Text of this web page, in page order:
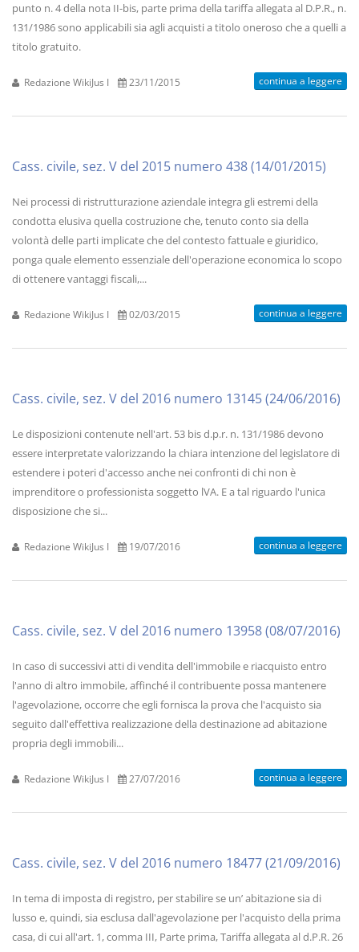
punto n. 4 della nota II-bis, parte prima della tariffa allegata al D.P.R., n.
131/1986 sono applicabili sia agli acquisti a titolo oneroso che a quelli a
titolo gratuito.
Redazione WikiJus I 23/11/2015 continua a leggere
Cass. civile, sez. V del 2015 numero 438 (14/01/2015)
Nei processi di ristrutturazione aziendale integra gli estremi della
condotta elusiva quella costruzione che, tenuto conto sia della
volontà delle parti implicate che del contesto fattuale e giuridico,
ponga quale elemento essenziale dell'operazione economica lo scopo
di ottenere vantaggi fiscali,...
Redazione WikiJus I 02/03/2015 continua a leggere
Cass. civile, sez. V del 2016 numero 13145 (24/06/2016)
Le disposizioni contenute nell'art. 53 bis d.p.r. n. 131/1986 devono
essere interpretate valorizzando la chiara intenzione del legislatore di
estendere i poteri d'accesso anche nei confronti di chi non è
imprenditore o professionista soggetto lVA. E a tal riguardo l'unica
disposizione che si...
Redazione WikiJus I 19/07/2016 continua a leggere
Cass. civile, sez. V del 2016 numero 13958 (08/07/2016)
In caso di successivi atti di vendita dell'immobile e riacquisto entro
l'anno di altro immobile, affinché il contribuente possa mantenere
l'agevolazione, occorre che egli fornisca la prova che l'acquisto sia
seguito dall'effettiva realizzazione della destinazione ad abitazione
propria degli immobili...
Redazione WikiJus I 27/07/2016 continua a leggere
Cass. civile, sez. V del 2016 numero 18477 (21/09/2016)
In tema di imposta di registro, per stabilire se un’ abitazione sia di
lusso e, quindi, sia esclusa dall'agevolazione per l'acquisto della prima
casa, di cui all'art. 1, comma III, Parte prima, Tariffa allegata al d.P.R. 26